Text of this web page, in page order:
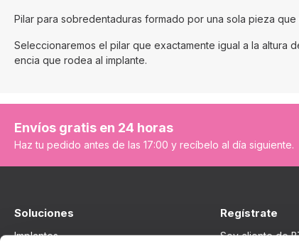
Pilar para sobredentaduras formado por una sola pieza
Seleccionaremos el pilar que exactamente igual a la altura
encia que rodea al implante.
Envíos gratis en 24 horas
Haz tu pedido antes de las 17:00 y recíbelo al día siguiente.
Soluciones
Implantes
Regístrate
Soy cliente de